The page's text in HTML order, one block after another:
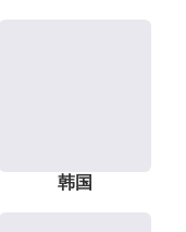
韩国